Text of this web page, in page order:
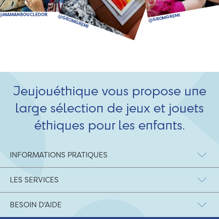
Jeujouéthique vous propose une
large sélection de jeux et jouets
éthiques pour les enfants.
INFORMATIONS PRATIQUES
LES SERVICES
BESOIN D'AIDE